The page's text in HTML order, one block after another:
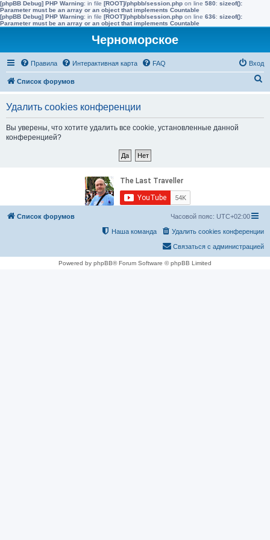
[phpBB Debug] PHP Warning: in file [ROOT]/phpbb/session.php on line 580: sizeof():
Parameter must be an array or an object that implements Countable
[phpBB Debug] PHP Warning: in file [ROOT]/phpbb/session.php on line 636: sizeof():
Parameter must be an array or an object that implements Countable
Черноморское
Правила Интерактивная карта FAQ Вход
Список форумов
Удалить cookies конференции
Вы уверены, что хотите удалить все cookie, установленные данной
конференцией?
Список форумов Часовой пояс: UTC+02:00
Удалить cookies конференции
Наша команда
Связаться с администрацией
Powered by phpBB® Forum Software © phpBB Limited